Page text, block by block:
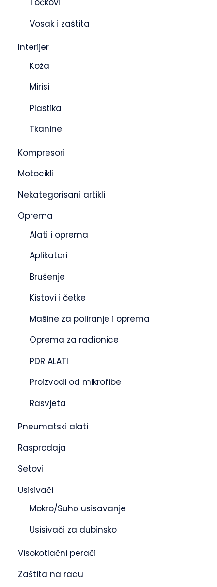
Točkovi
Vosak i zaštita
Interijer
Koža
Mirisi
Plastika
Tkanine
Kompresori
Motocikli
Nekategorisani artikli
Oprema
Alati i oprema
Aplikatori
Brušenje
Kistovi i četke
Mašine za poliranje i oprema
Oprema za radionice
PDR ALATI
Proizvodi od mikrofibe
Rasvjeta
Pneumatski alati
Rasprodaja
Setovi
Usisivači
Mokro/Suho usisavanje
Usisivači za dubinsko
Visokotlačni perači
Zaštita na radu